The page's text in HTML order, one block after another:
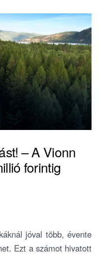
– A Vionn
forintig
jóval több, évente
Ezt a számot hivatott